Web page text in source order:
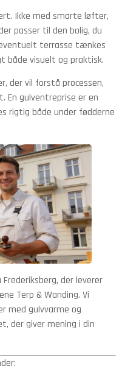
Ikke med smarte løfter,
passer til den bolig, du
terrasse tænkes
både visuelt og praktisk.
der vil forstå processen,
gulventreprise er en
rigtig både under fødderne
der leverer
Terp & Wanding. Vi
med gulvvarme og
der giver mening i din